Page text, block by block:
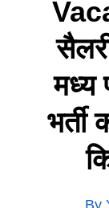
मध्य
भर्ती
By